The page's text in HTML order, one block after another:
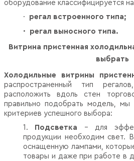
оборудование классифицируется
·
регал встроенного типа;
·
регал выносного типа.
Витрина пристенная
выбрать
Холодильные витрины
распространенный тип
расположить вдоль стен
правильно подобрать модель, мы
критериев успешного выбора:
1. Подсветка – для
продукции необходим свет.
оснащенную лампами,
товары и даже при работе в